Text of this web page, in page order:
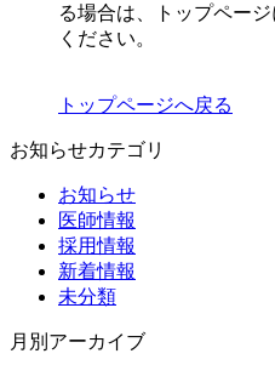
る場合は、トップペー
ください。
トップページへ戻る
お知らせカテゴリ
お知らせ
医師情報
採用情報
新着情報
未分類
月別アーカイブ